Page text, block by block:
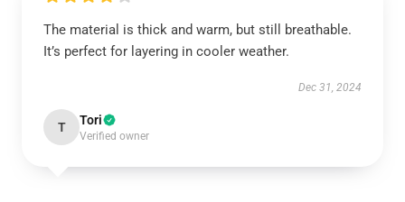
The material is thick and warm, but still breathable.
It’s perfect for layering in cooler weather.
Dec 31, 2024
T Tori
Verified owner